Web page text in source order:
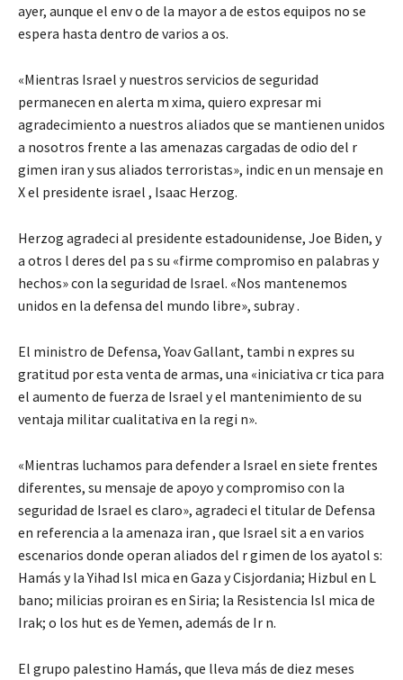
ayer, aunque el env o de la mayor a de estos equipos no se
espera hasta dentro de varios a os.
«Mientras Israel y nuestros servicios de seguridad
permanecen en alerta m xima, quiero expresar mi
agradecimiento a nuestros aliados que se mantienen unidos
a nosotros frente a las amenazas cargadas de odio del r
gimen iran y sus aliados terroristas», indic en un mensaje en
X el presidente israel , Isaac Herzog.
Herzog agradeci al presidente estadounidense, Joe Biden, y
a otros l deres del pa s su «firme compromiso en palabras y
hechos» con la seguridad de Israel. «Nos mantenemos
unidos en la defensa del mundo libre», subray .
El ministro de Defensa, Yoav Gallant, tambi n expres su
gratitud por esta venta de armas, una «iniciativa cr tica para
el aumento de fuerza de Israel y el mantenimiento de su
ventaja militar cualitativa en la regi n».
«Mientras luchamos para defender a Israel en siete frentes
diferentes, su mensaje de apoyo y compromiso con la
seguridad de Israel es claro», agradeci el titular de Defensa
en referencia a la amenaza iran , que Israel sit a en varios
escenarios donde operan aliados del r gimen de los ayatol s:
Hamás y la Yihad Isl mica en Gaza y Cisjordania; Hizbul en L
bano; milicias proiran es en Siria; la Resistencia Isl mica de
Irak; o los hut es de Yemen, además de Ir n.
El grupo palestino Hamás, que lleva más de diez meses